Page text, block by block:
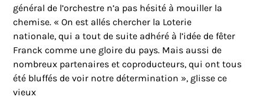
général de l’orchestre n’a pas hésité à mouiller la
chemise. « On est allés chercher la Loterie
nationale, qui a tout de suite adhéré à l’idée de fêter
Franck comme une gloire du pays. Mais aussi de
nombreux partenaires et coproducteurs, qui ont tous
été bluffés de voir notre détermination », glisse ce
vieux